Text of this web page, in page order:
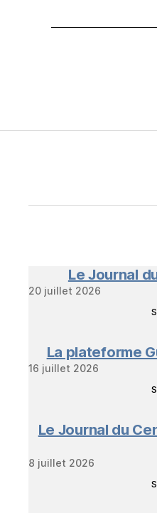
Le Journal
20 juillet 2026
La plateforme
16 juillet 2026
Le Journal du
8 juillet 2026